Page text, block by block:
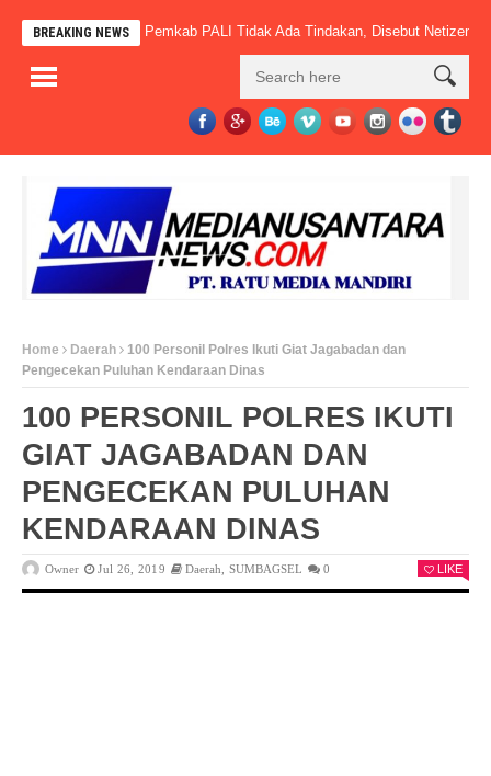
BREAKING NEWS
Beroperasi, Pemkab PALI Tidak Ada Tindakan, Disebut Netizen” Macan
Home Daerah
100 Personil Polres Ikuti Giat Jagabadan dan
Pengecekan Puluhan Kendaraan Dinas
100 PERSONIL POLRES IKUTI
GIAT JAGABADAN DAN
PENGECEKAN PULUHAN
KENDARAAN DINAS
Owner Jul 26, 2019 Daerah SUMBAGSEL 0 LIKE